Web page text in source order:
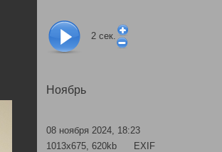
2 сек.
Ноябрь
08 ноября 2024, 18:23
1013x675, 620kb
EXIF